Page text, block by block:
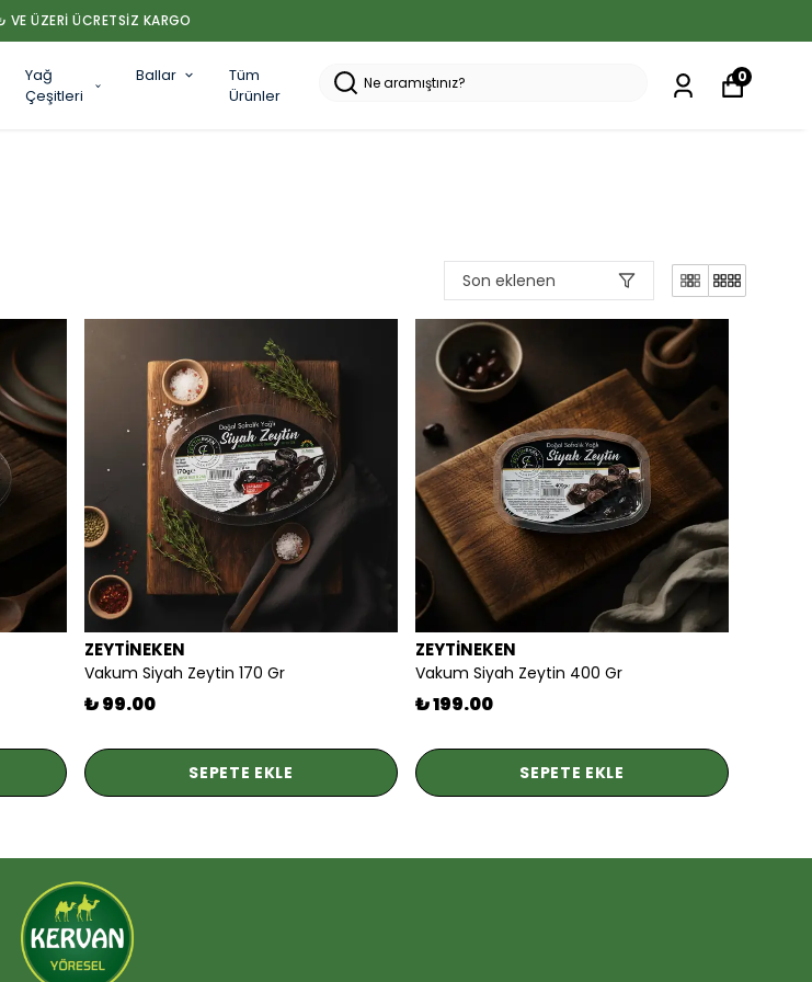
ÜZERİ ÜCRETSİZ KARGO
Yağ
Çeşitleri
Ballar
Tüm
Ürünler
0
Son eklenen
ZEYTİNEKEN
Vakum Siyah Zeytin 170 Gr
₺ 99.00
SEPETE EKLE
ZEYTİNEKEN
Vakum Siyah Zeytin 400 Gr
₺ 199.00
SEPETE EKLE